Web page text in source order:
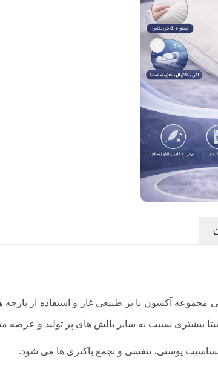
بیشتری نسبت به سایر بالش های پر تولید و عرضه
پوستی، تنفسی و تجمع باکتری ها می شود.